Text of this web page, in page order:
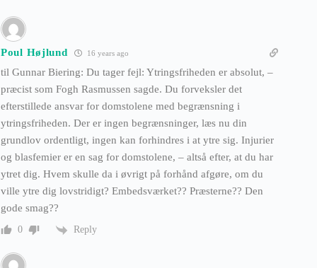
Poul Højlund 16 years ago
til Gunnar Biering: Du tager fejl: Ytringsfriheden er absolut, –
præcist som Fogh Rasmussen sagde. Du forveksler det
efterstillede ansvar for domstolene med begrænsning i
ytringsfriheden. Der er ingen begrænsninger, læs nu din
grundlov ordentligt, ingen kan forhindres i at ytre sig. Injurier
og blasfemier er en sag for domstolene, – altså efter, at du har
ytret dig. Hvem skulle da i øvrigt på forhånd afgøre, om du
ville ytre dig lovstridigt? Embedsværket?? Præsterne?? Den
gode smag??
0 Reply